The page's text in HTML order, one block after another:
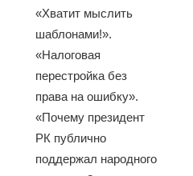
«Хватит мыслить
шаблонами!».
«Налоговая
перестройка без
права на ошибку».
«Почему президент
РК публично
поддержал народного